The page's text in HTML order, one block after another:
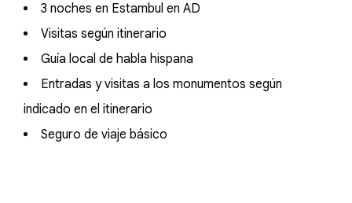
3 noches en Estambul en AD
Visitas según itinerario
Guía local de habla hispana
Entradas y visitas a los monumentos según
indicado en el itinerario
Seguro de viaje básico